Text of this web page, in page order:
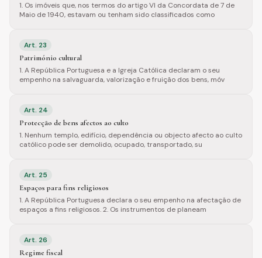
1. Os imóveis que, nos termos do artigo VI da Concordata de 7 de
Maio de 1940, estavam ou tenham sido classificados como
Art. 23
Património cultural
1. A República Portuguesa e a Igreja Católica declaram o seu
empenho na salvaguarda, valorização e fruição dos bens, móv
Art. 24
Protecção de bens afectos ao culto
1. Nenhum templo, edifício, dependência ou objecto afecto ao culto
católico pode ser demolido, ocupado, transportado, su
Art. 25
Espaços para fins religiosos
1. A República Portuguesa declara o seu empenho na afectação de
espaços a fins religiosos. 2. Os instrumentos de planeam
Art. 26
Regime fiscal